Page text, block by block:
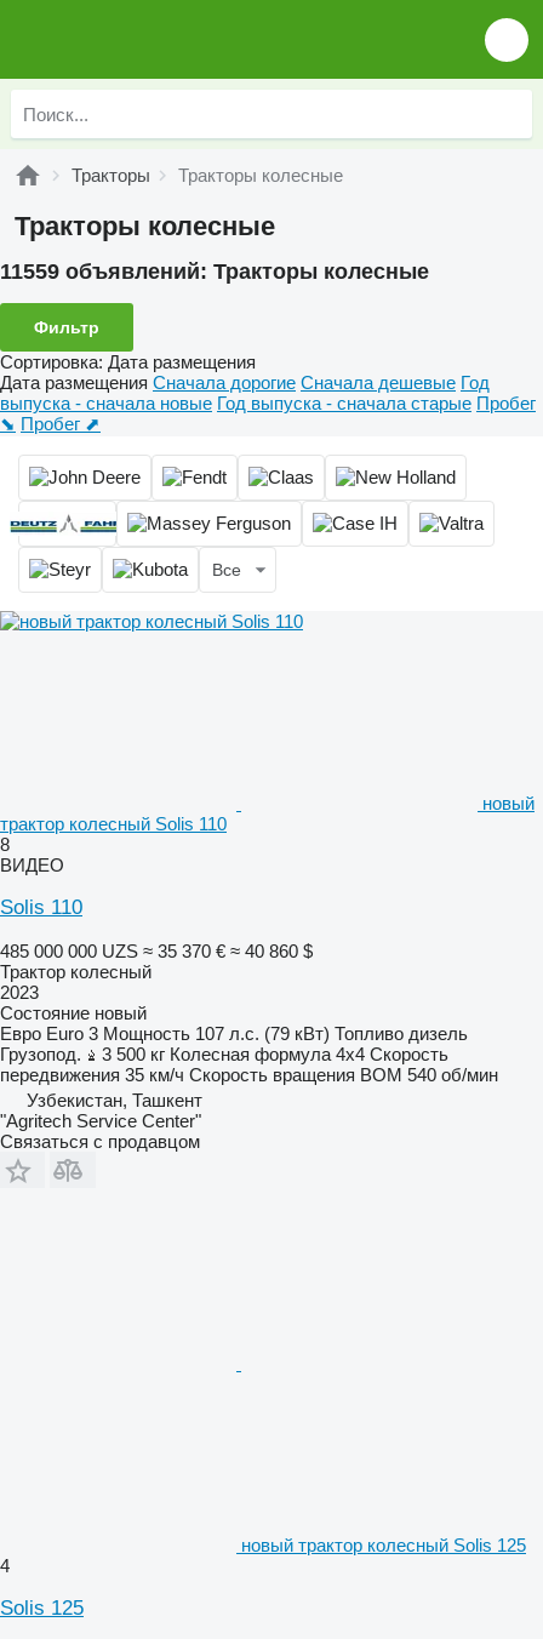
Тракторы Тракторы колесные
Тракторы колесные
11559 объявлений: Тракторы колесные
Фильтр
Сортировка: Дата размещения
Дата размещения Сначала дорогие Сначала дешевые Год
выпуска - сначала новые Год выпуска - сначала старые Пробег
⬊ Пробег ⬈
Все
новый
трактор колесный Solis 110
8
ВИДЕО
Solis 110
485 000 000 UZS ≈ 35 370 € ≈ 40 860 $
Трактор колесный
2023
Состояние новый
Евро Euro 3 Мощность 107 л.с. (79 кВт) Топливо дизель
Грузопод.
3 500 кг Колесная формула 4x4 Скорость
передвижения 35 км/ч Скорость вращения ВОМ 540 об/мин
Узбекистан, Ташкент
"Agritech Service Center"
Связаться с продавцом
новый трактор колесный Solis 125
4
Solis 125